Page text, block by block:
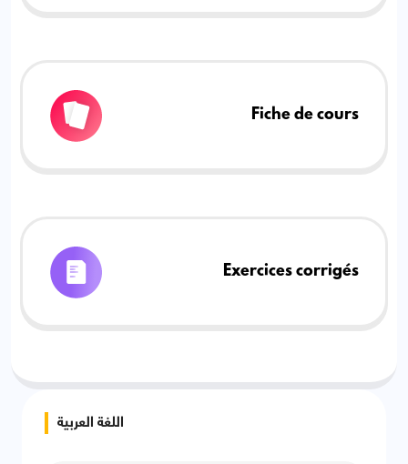
Fiche de cours
Exercices corrigés
اللغة العربية